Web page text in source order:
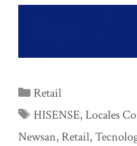
Categorías
Retail
Etiquetas
HISENSE,Locales
Newsan, Retail,